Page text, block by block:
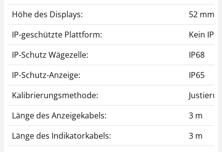
Höhe des Displays:
52 mm
IP-geschützte Plattform:
Kein IP-
IP-Schutz Wägezelle:
IP68
IP-Schutz-Anzeige:
IP65
Kalibrierungsmethode:
Länge des Anzeigekabels:
3 m
Länge des Indikatorkabels:
3 m